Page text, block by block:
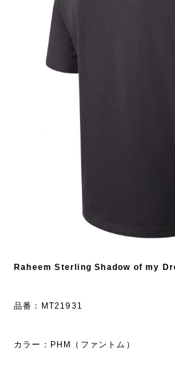
Raheem Sterling Shadow of my
品番：MT21931
カラー：PHM（ファントム）